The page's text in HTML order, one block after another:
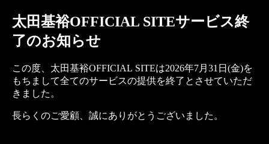
太田基裕OFFICIAL SITEサービス終
了のお知らせ
この度、太田基裕OFFICIAL SITEは2026年7月31日(金)を
もちまして全てのサービスの提供を終了とさせていただ
きました。
長らくのご愛顧、誠にありがとうございました。